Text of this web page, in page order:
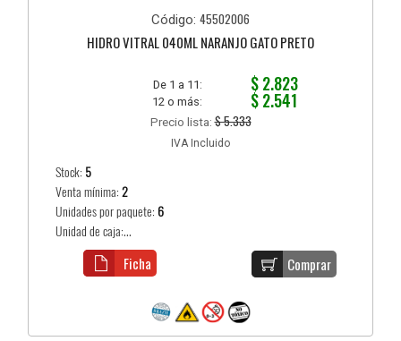
Código: 45502006
HIDRO VITRAL 040ML NARANJO GATO PRETO
De 1 a 11: $ 2.823
12 o más: $ 2.541
Precio lista:$ 5.333
IVA Incluido
Stock: 5
Venta mínima:2
Unidades por paquete: 6
Unidad de caja:...
Comprar
Ficha